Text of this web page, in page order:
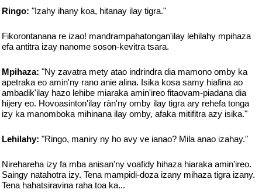
Ringo: "Izahy ihany koa, hitanay ilay tigra."
Fikorontanana re izao! mandrampahatongan'ilay lehilahy mpihaza
efa antitra izay nanome soson-kevitra tsara.
Mpihaza: "Ny zavatra mety atao indrindra dia mamono omby ka
apetraka eo amin'ny rano anie alina. Isika kosa samy hiafina ao
ambadik'ilay hazo lehibe miaraka amin'ireo fitaovam-piadana dia
hijery eo. Hovoasinton'ilay ràn'ny omby ilay tigra ary rehefa tonga
izy ka manomboka mihinana ilay omby, afaka mitifitra azy isika."
Lehilahy: "Ringo, maniry ny ho avy ve ianao? Mila anao izahay."
Nirehareha izy fa mba anisan'ny voafidy hihaza hiaraka amin'ireo.
Saingy natahotra izy. Tena mampidi-doza izany mihaza tigra izany.
Tena hahatsiravina raha toa ka...